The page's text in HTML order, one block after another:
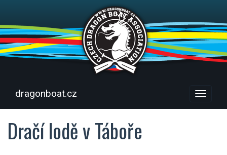
Menu
dragonboat.cz
Dračí lodě v Táboře